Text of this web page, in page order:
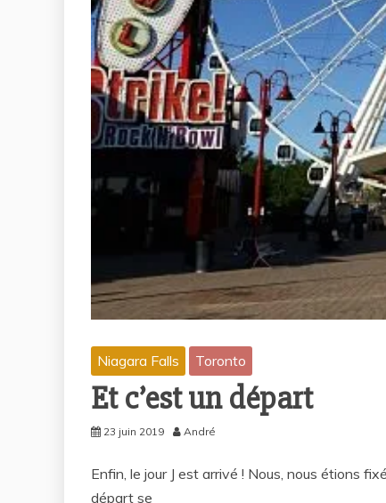
Niagara Falls Toronto
Et c’est un départ
23 juin 2019 André
Enfin, le jour J est arrivé ! Nous, nous étions
départ se